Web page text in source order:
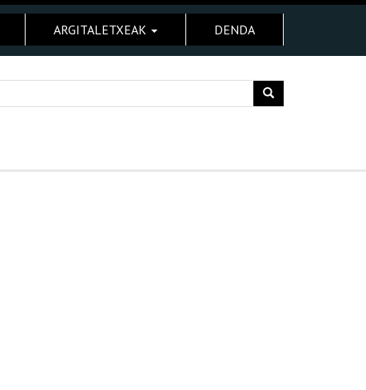
ARGITALETXEAK DENDA